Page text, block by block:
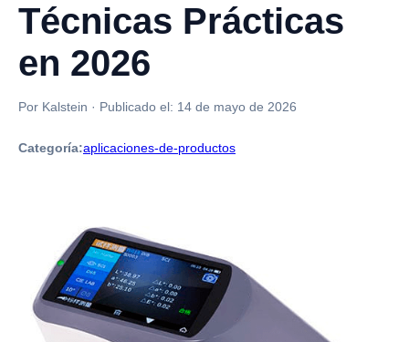
Técnicas Prácticas
en 2026
Por Kalstein · Publicado el: 14 de mayo de 2026
Categoría:aplicaciones-de-productos